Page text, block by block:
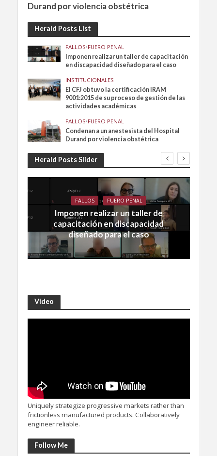
Durand por violencia obstétrica
Herald Posts List
FALLOS•FUERO PENAL
Imponen realizar un taller de capacitación
en discapacidad diseñado para el caso
INSTITUCIONALES
El CFJ obtuvo la certificación IRAM
9001:2015 de su proceso de gestión de las
actividades académicas
FALLOS•FUERO PENAL
Condenan a un anestesista del Hospital
Durand por violencia obstétrica
Herald Posts Slider
FALLOS FUERO PENAL
Imponen realizar un taller de
capacitación en discapacidad
diseñado para el caso
Video
Uniquely strategize progressive markets rather than
frictionless manufactured products. Collaboratively
engineer reliable.
Follow Me